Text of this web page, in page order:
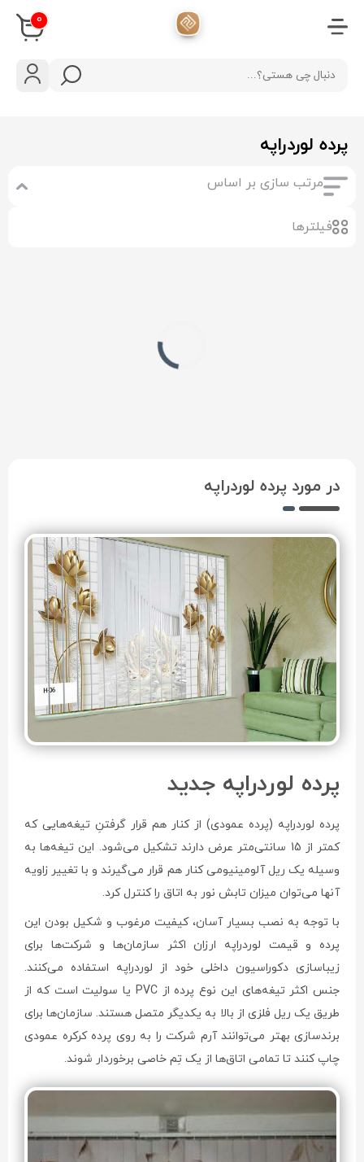
پرده‌های
صنعتی
لوازم
پرده
پرده لوردراپه
مرتب سازی بر اساس
فیلترها
در مورد پرده لوردراپه
پرده لوردراپه جدید
پرده لوردراپه (پرده عمودی) از کنار هم قرار گرفتنِ تیغه‌هایی که
کمتر از 15 سانتی‌متر عرض دارند تشکیل می‌شود. این تیغه‌ها به
وسیله یک ریل آلومینیومی کنار هم قرار می‌گیرند و با تغییر زاویه
آنها می‌توان میزان تابش نور به اتاق را کنترل کرد.
با توجه به نصب بسیار آسان، کیفیت مرغوب و شکیل بودن این
پرده و قیمت لوردراپه ارزان اکثر سازمان‌ها و شرکت‌ها برای
زیباسازی دکوراسیون داخلی خود از لوردراپه استفاده می‌کنند.
جنس اکثر تیغه‌های این نوع پرده از PVC یا سولیت است که از
طریق یک ریل فلزی از بالا به یکدیگر متصل هستند. سازمان‌ها برای
برندسازی بهتر می‌توانند آرم شرکت را به روی پرده کرکره عمودی
چاپ کنند تا تمامی اتاق‌ها از یک تِم خاصی برخوردار شوند.